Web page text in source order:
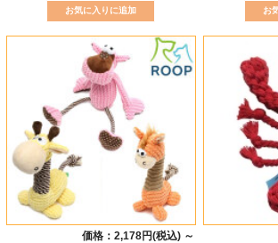
価格：2,178円(税込) ～